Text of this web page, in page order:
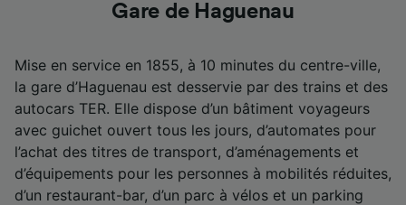
Gare de Haguenau
Mise en service en 1855, à 10 minutes du centre-ville,
la gare d’Haguenau est desservie par des trains et des
autocars TER. Elle dispose d’un bâtiment voyageurs
avec guichet ouvert tous les jours, d’automates pour
l’achat des titres de transport, d’aménagements et
d’équipements pour les personnes à mobilités réduites,
d’un restaurant-bar, d’un parc à vélos et un parking